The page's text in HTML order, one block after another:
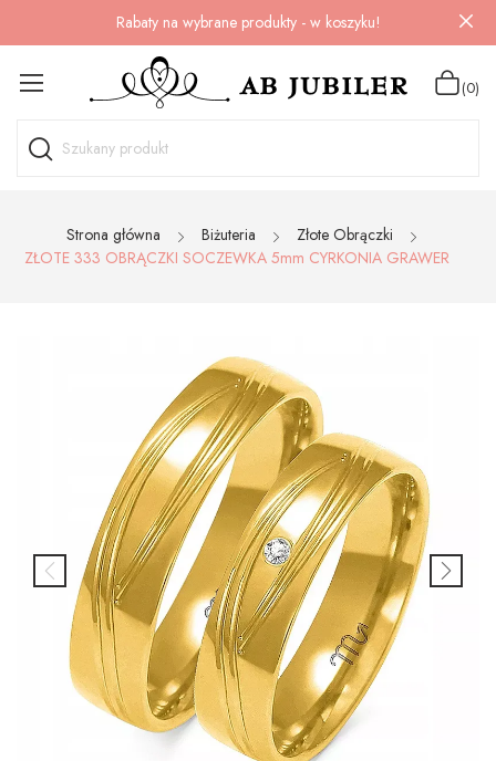
Rabaty na wybrane produkty - w koszyku!
(0)
Strona główna Biżuteria
Złote Obrączki
ZŁOTE 333 OBRĄCZKI SOCZEWKA 5mm CYRKONIA GRAWER